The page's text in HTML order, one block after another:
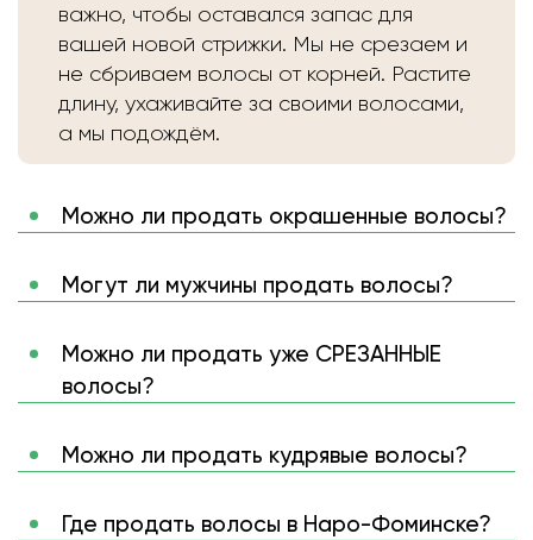
важно, чтобы оставался запас для
вашей новой стрижки. Мы не срезаем и
не сбриваем волосы от корней. Растите
длину, ухаживайте за своими волосами,
а мы подождём.
Можно ли продать окрашенные волосы?
Могут ли мужчины продать волосы?
Можно ли продать уже СРЕЗАННЫЕ
волосы?
Можно ли продать кудрявые волосы?
Где продать волосы в Наро-Фоминске?